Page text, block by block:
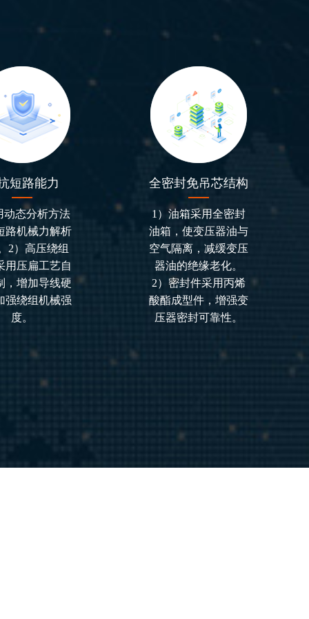
短路能力
动态分析方法
路机械力解析
2）高压绕组
用压扁工艺自
，增加导线硬
强绕组机械强
度。
全密封免吊芯结构
1）油箱采用全密封
油箱，使变压器油与
空气隔离，减缓变压
器油的绝缘老化。
2）密封件采用丙烯
酸酯成型件，增强变
压器密封可靠性。